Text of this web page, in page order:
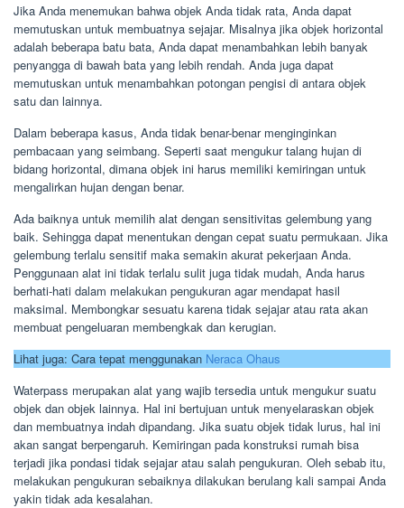
Jika Anda menemukan bahwa objek Anda tidak rata, Anda dapat
memutuskan untuk membuatnya sejajar. Misalnya jika objek horizontal
adalah beberapa batu bata, Anda dapat menambahkan lebih banyak
penyangga di bawah bata yang lebih rendah. Anda juga dapat
memutuskan untuk menambahkan potongan pengisi di antara objek
satu dan lainnya.
Dalam beberapa kasus, Anda tidak benar-benar menginginkan
pembacaan yang seimbang. Seperti saat mengukur talang hujan di
bidang horizontal, dimana objek ini harus memiliki kemiringan untuk
mengalirkan hujan dengan benar.
Ada baiknya untuk memilih alat dengan sensitivitas gelembung yang
baik. Sehingga dapat menentukan dengan cepat suatu permukaan. Jika
gelembung terlalu sensitif maka semakin akurat pekerjaan Anda.
Penggunaan alat ini tidak terlalu sulit juga tidak mudah, Anda harus
berhati-hati dalam melakukan pengukuran agar mendapat hasil
maksimal. Membongkar sesuatu karena tidak sejajar atau rata akan
membuat pengeluaran membengkak dan kerugian.
Lihat juga: Cara tepat menggunakan Neraca Ohaus
Waterpass merupakan alat yang wajib tersedia untuk mengukur suatu
objek dan objek lainnya. Hal ini bertujuan untuk menyelaraskan objek
dan membuatnya indah dipandang. Jika suatu objek tidak lurus, hal ini
akan sangat berpengaruh. Kemiringan pada konstruksi rumah bisa
terjadi jika pondasi tidak sejajar atau salah pengukuran. Oleh sebab itu,
melakukan pengukuran sebaiknya dilakukan berulang kali sampai Anda
yakin tidak ada kesalahan.